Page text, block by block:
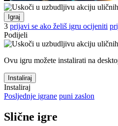
Igraj
3 prijavi se ako želiš igru ocijeniti
Podijeli
Ovu igru možete instalirati na
Instaliraj
Instaliraj
Posljednje igrane puni zaslon
Slične igre